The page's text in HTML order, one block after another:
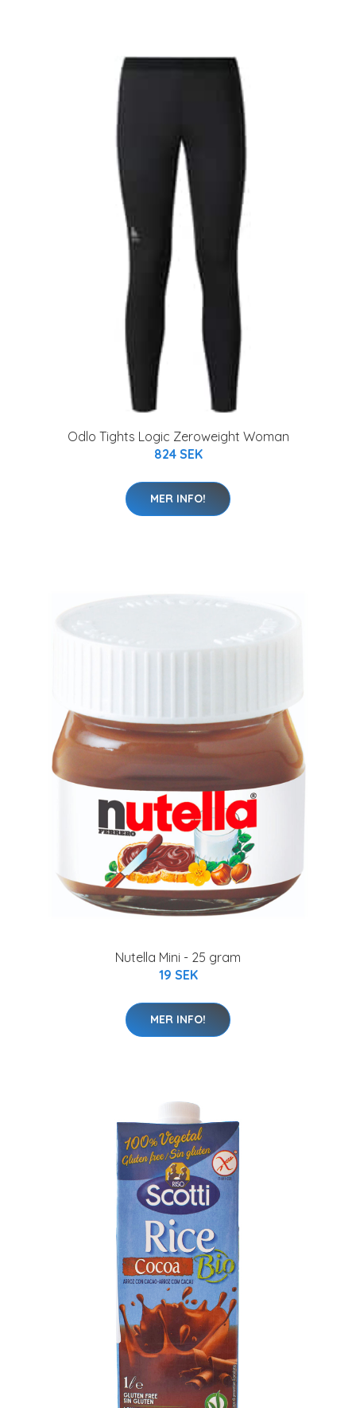
Odlo Tights Logic Zeroweight Woman
824 SEK
MER INFO!
Nutella Mini - 25 gram
19 SEK
MER INFO!